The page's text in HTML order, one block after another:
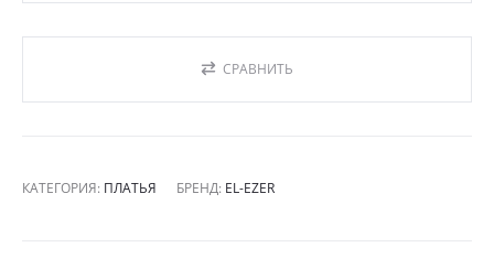
СРАВНИТЬ
КАТЕГОРИЯ: ПЛАТЬЯ БРЕНД: EL-EZER